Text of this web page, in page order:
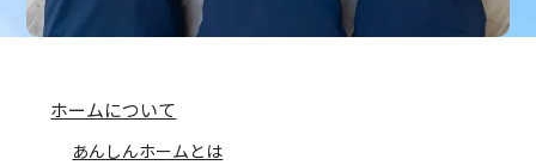
ホームについて
あんしんホームとは